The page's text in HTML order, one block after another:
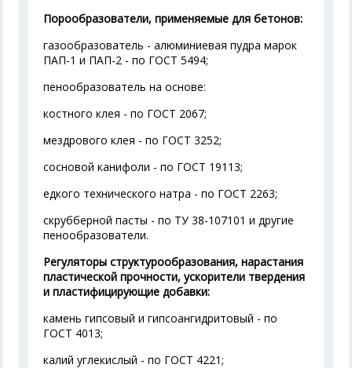
Порообразователи, применяемые для бетонов:
газообразователь - алюминиевая пудра марок
ПАП-1 и ПАП-2 - по ГОСТ 5494;
пенообразователь на основе:
костного клея - по ГОСТ 2067;
мездрового клея - по ГОСТ 3252;
сосновой канифоли - по ГОСТ 19113;
едкого технического натра - по ГОСТ 2263;
скрубберной пасты - по ТУ 38-107101 и другие
пенообразователи.
Регуляторы структурообразования, нарастания
пластической прочности, ускорители твердения
и пластифицирующие добавки:
камень гипсовый и гипсоангидритовый - по
ГОСТ 4013;
калий углекислый - по ГОСТ 4221;